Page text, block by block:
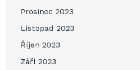
Prosinec 2023
Listopad 2023
Říjen 2023
Září 2023